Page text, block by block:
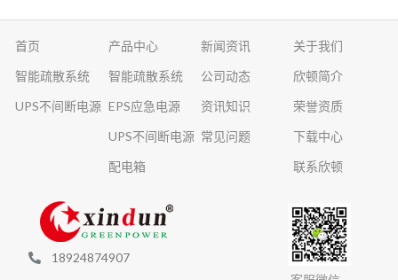
首页
智能疏散系统
UPS不间断电源
产品中心
智能疏散系统
EPS应急电源
UPS不间断电源
配电箱
新闻资讯
公司动态
资讯知识
常见问题
关于我们
欣顿简介
荣誉资质
下载中心
联系欣顿
18924874907